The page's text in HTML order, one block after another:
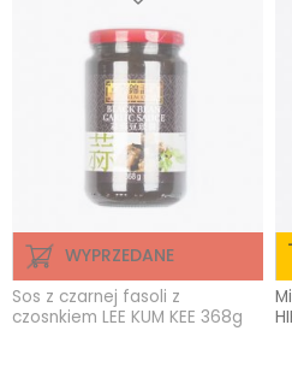
WYPRZEDANE
Sos z czarnej fasoli z
czosnkiem LEE KUM KEE 368g